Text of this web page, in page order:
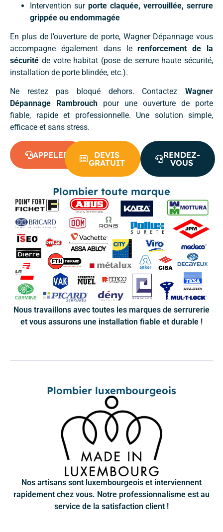
Intervention sur porte claquée, verrouillée, serrure
grippée ou endommagée
En plus de l’ouverture de porte, Wagner Dépannage vous
accompagne également dans lerenforcement de la
sécurité de votre habitat (pose de serrure haute sécurité,
installation de porte blindée, etc.).
Ne restez pas bloqué dehors. Contactez Wagner
Dépannage Rambrouch pour une ouverture de porte
fiable, rapide et professionnelle. Une solution simple,
efficace et sans stress.
APPELER
DEVIS
GRATUIT
RENDEZ-
VOUS
Plombier toute marque
Nous travaillons avec toutes les marques de serrurerie
et vous assurons une installation fiable et durable !
Plombier luxembourgeois
Nos artisans sont luxembourgeois et interviennent
rapidement chez vous. Notre professionnalisme est au
service de la satisfaction client !